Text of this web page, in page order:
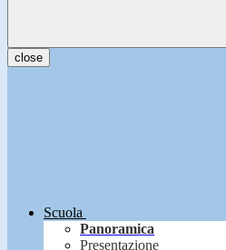
close
Scuola
Panoramica
Presentazione